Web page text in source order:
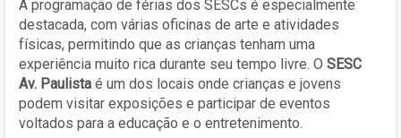
A programação de férias dos SESCs é especialmente
destacada, com várias oficinas de arte e atividades
físicas, permitindo que as crianças tenham uma
experiência muito rica durante seu tempo livre. O SESC
Av. Paulista é um dos locais onde crianças e jovens
podem visitar exposições e participar de eventos
voltados para a educação e o entretenimento.